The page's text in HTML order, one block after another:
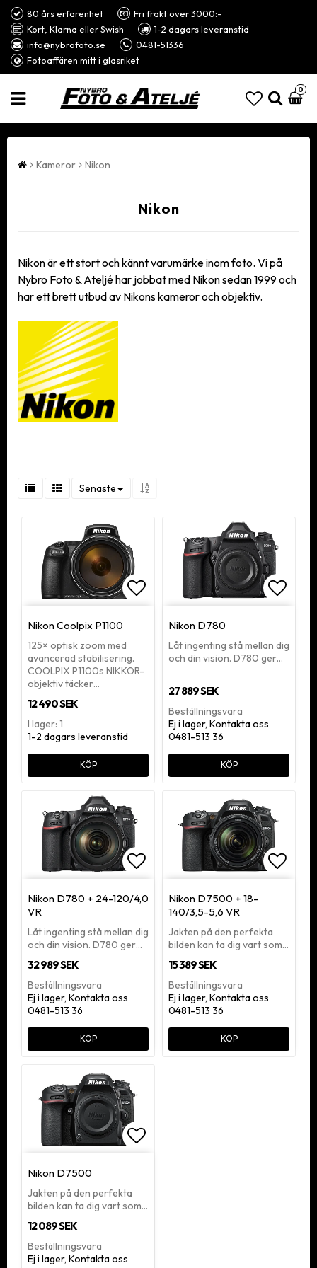
80 års erfarenhet
Fri frakt över 3000:-
Kort, Klarna eller Swish
1-2 dagars leveranstid
info@nybrofoto.se
0481-51336
Fotoaffären mitt i glasriket
0
Kameror Nikon
Nikon
Nikon är ett stort och kännt varumärke inom foto. Vi på
Nybro Foto & Ateljé har jobbat med Nikon sedan 1999 och
har ett brett utbud av Nikons kameror och objektiv.
Senaste
Nikon Coolpix P1100
125× optisk zoom med
avancerad stabilisering.
COOLPIX P1100s NIKKOR-
objektiv täcker…
12 490 SEK
I lager: 1
1-2 dagars leveranstid
KÖP
Nikon D780
Låt ingenting stå mellan dig
och din vision. D780 ger…
27 889 SEK
Beställningsvara
Ej i lager, Kontakta oss
0481-513 36
KÖP
Nikon D780 + 24-120/4,0
VR
Låt ingenting stå mellan dig
och din vision. D780 ger…
32 989 SEK
Beställningsvara
Ej i lager, Kontakta oss
0481-513 36
KÖP
Nikon D7500 + 18-
140/3,5-5,6 VR
Jakten på den perfekta
bilden kan ta dig vart som…
15 389 SEK
Beställningsvara
Ej i lager, Kontakta oss
0481-513 36
KÖP
Lägg till i favoritlistan
Nikon D7500
Jakten på den perfekta
bilden kan ta dig vart som…
12 089 SEK
Beställningsvara
Ej i lager, Kontakta oss